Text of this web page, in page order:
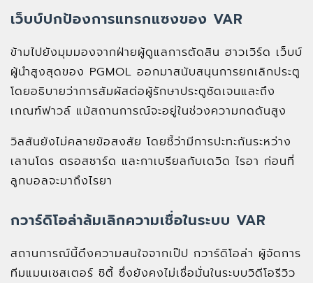
เว็บบ์ปกป้องการแทรกแซงของ VAR
ข้ามไปยังมุมมองจากฝ่ายผู้ดูแลการตัดสิน ฮาวเวิร์ด เว็บบ์
ผู้นำสูงสุดของ PGMOL ออกมาสนับสนุนการยกเลิกประตู
โดยอธิบายว่าการสัมผัสต่อผู้รักษาประตูชัดเจนและถึง
เกณฑ์ฟาวล์ แม้สถานการณ์จะอยู่ในช่วงความกดดันสูง
วิลสันยังไม่คลายข้อสงสัย โดยชี้ว่ามีการปะทะกันระหว่าง
เลานโดร ตรอสซาร์ด และกาเบรียลกับเดวิด ไรอา ก่อนที่
ลูกบอลจะมาถึงไรยา
กวาร์ดิโอล่าล้มเลิกความเชื่อในระบบ VAR
สถานการณ์นี้ดึงความสนใจจากเป๊ป กวาร์ดิโอล่า ผู้จัดการ
ทีมแมนเชสเตอร์ ซิตี้ ซึ่งยังคงไม่เชื่อมั่นในระบบวิดีโอรีวิว